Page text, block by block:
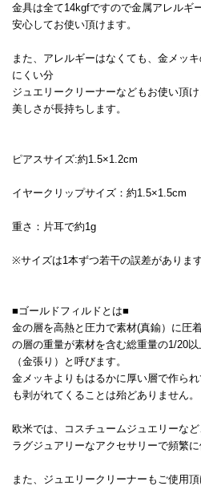
金具は全て14kgfですので金属アレルギ
安心してお使い頂けます。
また、アレルギーはなくても、金メッ
にくい分
ジュエリークリーナーなどもお使い頂
美しさが長持ちします。
ピアスサイズ:約1.5×1.2cm
イヤークリップサイズ：約1.5×1.5cm
重さ：片耳で約1g
※サイズは1本ずつ若干の誤差があります
■ゴールドフィルドとは■
金の層を高熱と圧力で素材(真鍮）に圧
の層の重量が素材を含む総重量の1/20
（金張り）と呼びます。
金メッキよりもはるかに厚い層で作ら
も剥がれてくることは殆どありません。
欧米では、コスチュームジュエリーなど
ラグジュアリーなアクセサリーで頻繁に
また、ジュエリークリーナーもご使用頂